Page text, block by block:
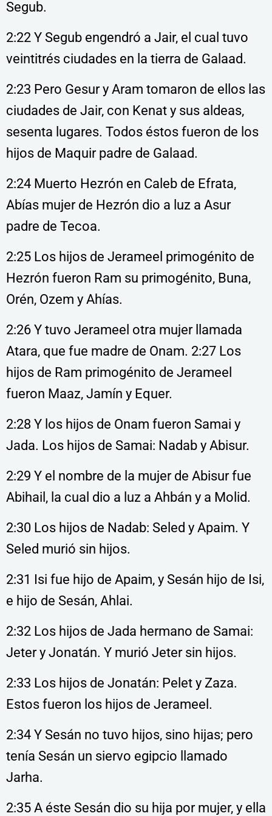
Segub.
2:22 Y Segub engendró a Jair, el cual tuvo
veintitrés ciudades en la tierra de Galaad.
2:23 Pero Gesur y Aram tomaron de ellos las
ciudades de Jair, con Kenat y sus aldeas,
sesenta lugares. Todos éstos fueron de los
hijos de Maquir padre de Galaad.
2:24 Muerto Hezrón en Caleb de Efrata,
Abías mujer de Hezrón dio a luz a Asur
padre de Tecoa.
2:25 Los hijos de Jerameel primogénito de
Hezrón fueron Ram su primogénito, Buna,
Orén, Ozem y Ahías.
2:26 Y tuvo Jerameel otra mujer llamada
Atara, que fue madre de Onam. 2:27 Los
hijos de Ram primogénito de Jerameel
fueron Maaz, Jamín y Equer.
2:28 Y los hijos de Onam fueron Samai y
Jada. Los hijos de Samai: Nadab y Abisur.
2:29 Y el nombre de la mujer de Abisur fue
Abihail, la cual dio a luz a Ahbán y a Molid.
2:30 Los hijos de Nadab: Seled y Apaim. Y
Seled murió sin hijos.
2:31 Isi fue hijo de Apaim, y Sesán hijo de Isi,
e hijo de Sesán, Ahlai.
2:32 Los hijos de Jada hermano de Samai:
Jeter y Jonatán. Y murió Jeter sin hijos.
2:33 Los hijos de Jonatán: Pelet y Zaza.
Estos fueron los hijos de Jerameel.
2:34 Y Sesán no tuvo hijos, sino hijas; pero
tenía Sesán un siervo egipcio llamado
Jarha.
2:35 A éste Sesán dio su hija por mujer, y ella